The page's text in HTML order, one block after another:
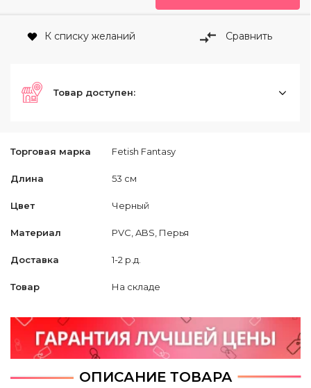
Торговая марка Fetish Fantasy
Длина 53 см
Цвет Черный
Материал PVC, ABS, Перья
Доставка 1-2 р.д.
Товар На складе
К списку желаний Сравнить
Товар доступен:
ОПИСАНИЕ ТОВАРА